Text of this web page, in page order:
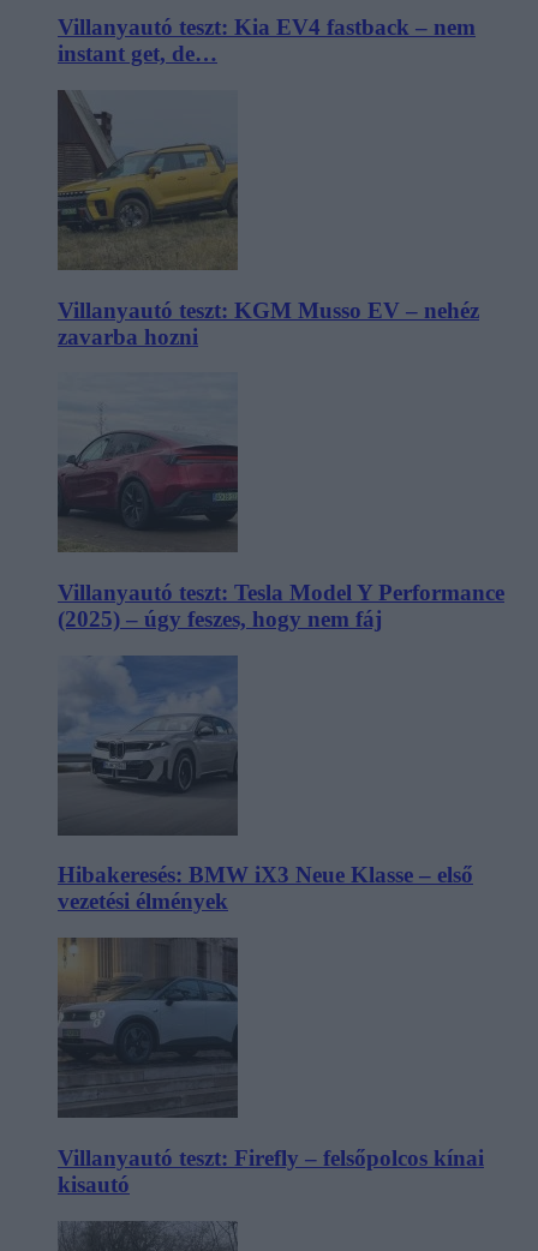
Villanyautó teszt: Kia EV4 fastback – nem
instant get, de…
Villanyautó teszt: KGM Musso EV – nehéz
zavarba hozni
Villanyautó teszt: Tesla Model Y Performance
(2025) – úgy feszes, hogy nem fáj
Hibakeresés: BMW iX3 Neue Klasse – első
vezetési élmények
Villanyautó teszt: Firefly – felsőpolcos kínai
kisautó